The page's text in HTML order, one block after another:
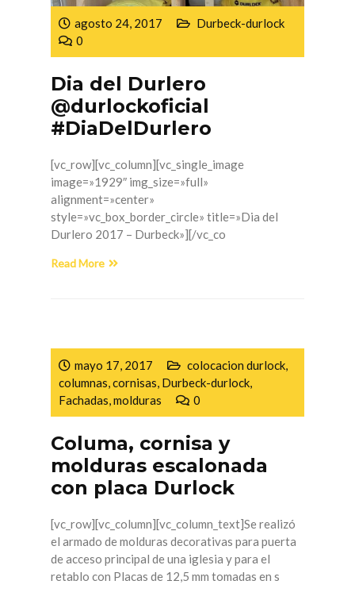
agosto 24, 2017
Durbeck-durlock
0
Dia del Durlero
@durlockoficial
#DiaDelDurlero
[vc_row][vc_column][vc_single_image
image=»1929″ img_size=»full»
alignment=»center»
style=»vc_box_border_circle» title=»Dia del
Durlero 2017 – Durbeck»][/vc_co
Read More
mayo 17, 2017 colocacion durlock,
columnas,cornisas, Durbeck-durlock,
Fachadas,molduras 0
Columa, cornisa y
molduras escalonada
con placa Durlock
[vc_row][vc_column][vc_column_text]Se realizó
el armado de molduras decorativas para puerta
de acceso principal de una iglesia y para el
retablo con Placas de 12,5 mm tomadas en s